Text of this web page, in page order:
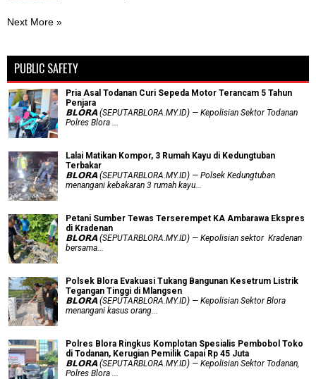
Next More »
PUBLIC SAFETY
Pria Asal Todanan Curi Sepeda Motor Terancam 5 Tahun
Penjara
𝗕𝗟𝗢𝗥𝗔 (SEPUTARBLORA.MY.ID) — Kepolisian Sektor Todanan
Polres Blora ...
Lalai Matikan Kompor, 3 Rumah Kayu di Kedungtuban
Terbakar
𝗕𝗟𝗢𝗥𝗔 (SEPUTARBLORA.MY.ID) — Polsek Kedungtuban
menangani kebakaran 3 rumah kayu...
Petani Sumber Tewas Terserempet KA Ambarawa Ekspres
di Kradenan
𝗕𝗟𝗢𝗥𝗔 (SEPUTARBLORA.MY.ID) — Kepolisian sektor Kradenan
bersama...
Polsek Blora Evakuasi Tukang Bangunan Kesetrum Listrik
Tegangan Tinggi di Mlangsen
𝗕𝗟𝗢𝗥𝗔 (SEPUTARBLORA.MY.ID) — Kepolisian Sektor Blora
menangani kasus orang...
Polres Blora Ringkus Komplotan Spesialis Pembobol Toko
di Todanan, Kerugian Pemilik Capai Rp 45 Juta
𝗕𝗟𝗢𝗥𝗔 (SEPUTARBLORA.MY.ID) — Kepolisian Sektor Todanan,
Polres Blora ...